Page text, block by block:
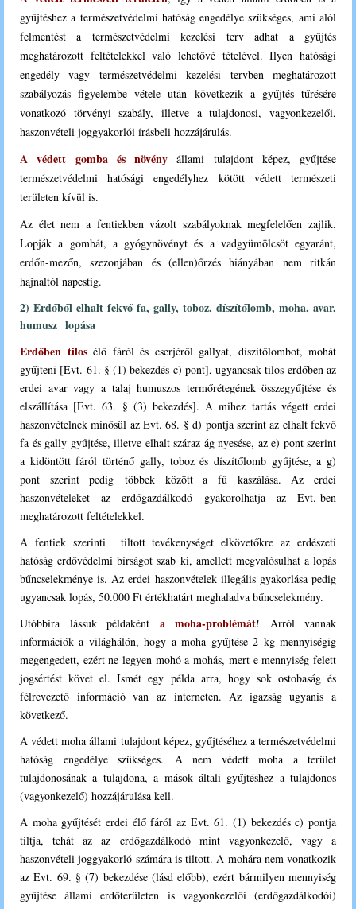
gyűjtéshez a természetvédelmi hatóság engedélye szükséges, ami alól
felmentést a természetvédelmi kezelési terv adhat a gyűjtés
meghatározott feltételekkel való lehetővé tételével. Ilyen hatósági
engedély vagy természetvédelmi kezelési tervben meghatározott
szabályozás figyelembe vétele után következik a gyűjtés tűrésére
vonatkozó törvényi szabály, illetve a tulajdonosi, vagyonkezelői,
haszonvételi joggyakorlói írásbeli hozzájárulás.
A védett gomba és növényállami tulajdont képez, gyűjtése
természetvédelmi hatósági engedélyhez kötött védett természeti
területen kívül is.
Az élet nem a fentiekben vázolt szabályoknak megfelelően zajlik.
Lopják a gombát, a gyógynövényt és a vadgyümölcsöt egyaránt,
erdőn-mezőn, szezonjában és (ellen)őrzés hiányában nem ritkán
hajnaltól napestig.
2) Erdőből elhalt fekvő fa, gally, toboz, díszítőlomb, moha, avar,
humusz lopása
Erdőben tilosélő fáról és cserjéről gallyat, díszítőlombot, mohát
gyűjteni [Evt. 61. § (1) bekezdés c) pont], ugyancsak tilos erdőben az
erdei avar vagy a talaj humuszos termőrétegének összegyűjtése és
elszállítása [Evt. 63. § (3) bekezdés]. A mihez tartás végett erdei
haszonvételnek minősül az Evt. 68. § d) pontja szerint az elhalt fekvő
fa és gally gyűjtése, illetve elhalt száraz ág nyesése, az e) pont szerint
a kidöntött fáról történő gally, toboz és díszítőlomb gyűjtése, a g)
pont szerint pedig többek között a fű kaszálása. Az erdei
haszonvételeket az erdőgazdálkodó gyakorolhatja az Evt.-ben
meghatározott feltételekkel.
A fentiek szerinti tiltott tevékenységet elkövetőkre az erdészeti
hatóság erdővédelmi bírságot szab ki, amellett megvalósulhat a lopás
bűncselekménye is. Az erdei haszonvételek illegális gyakorlása pedig
ugyancsak lopás, 50.000 Ft értékhatárt meghaladva bűncselekmény.
Utóbbira lássuk példaként a moha-problémát! Arról vannak
információk a világhálón, hogy a moha gyűjtése 2 kg mennyiségig
megengedett, ezért ne legyen mohó a mohás, mert e mennyiség felett
jogsértést követ el. Ismét egy példa arra, hogy sok ostobaság és
félrevezető információ van az interneten. Az igazság ugyanis a
következő.
A védett moha állami tulajdont képez, gyűjtéséhez a természetvédelmi
hatóság engedélye szükséges. A nem védett moha a terület
tulajdonosának a tulajdona, a mások általi gyűjtéshez a tulajdonos
(vagyonkezelő) hozzájárulása kell.
A moha gyűjtését erdei élő fáról az Evt. 61. (1) bekezdés c) pontja
tiltja, tehát az az erdőgazdálkodó mint vagyonkezelő, vagy a
haszonvételi joggyakorló számára is tiltott. A mohára nem vonatkozik
az Evt. 69. § (7) bekezdése (lásd előbb), ezért bármilyen mennyiség
gyűjtése állami erdőterületen is vagyonkezelői (erdőgazdálkodói)